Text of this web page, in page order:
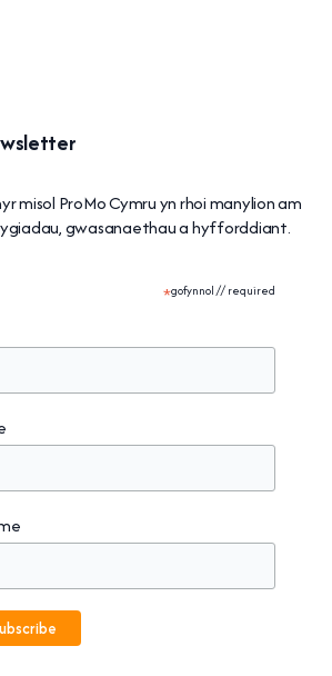
misol ProMo Cymru yn rhoi manylion am
gwasanaethau a hyfforddiant.
*gofynnol // required